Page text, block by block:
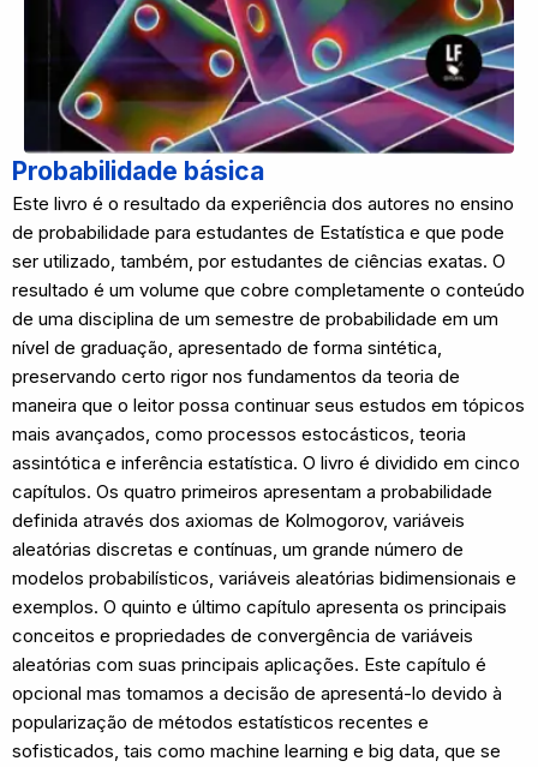
Probabilidade básica
Este livro é o resultado da experiência dos autores no ensino
de probabilidade para estudantes de Estatística e que pode
ser utilizado, também, por estudantes de ciências exatas. O
resultado é um volume que cobre completamente o conteúdo
de uma disciplina de um semestre de probabilidade em um
nível de graduação, apresentado de forma sintética,
preservando certo rigor nos fundamentos da teoria de
maneira que o leitor possa continuar seus estudos em tópicos
mais avançados, como processos estocásticos, teoria
assintótica e inferência estatística. O livro é dividido em cinco
capítulos. Os quatro primeiros apresentam a probabilidade
definida através dos axiomas de Kolmogorov, variáveis
aleatórias discretas e contínuas, um grande número de
modelos probabilísticos, variáveis aleatórias bidimensionais e
exemplos. O quinto e último capítulo apresenta os principais
conceitos e propriedades de convergência de variáveis
aleatórias com suas principais aplicações. Este capítulo é
opcional mas tomamos a decisão de apresentá-lo devido à
popularização de métodos estatísticos recentes e
sofisticados, tais como machine learning e big data, que se